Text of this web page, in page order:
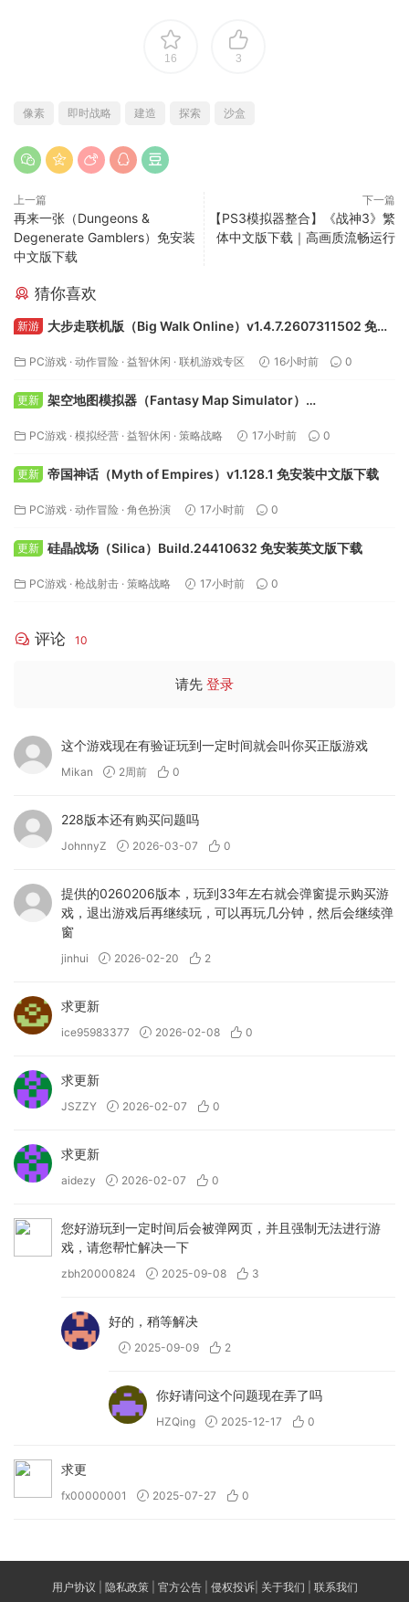
16 3
像素 即时战略 建造 探索 沙盒
上一篇
再来一张（Dungeons &
Degenerate Gamblers）免安装
中文版下载
下一篇
【PS3模拟器整合】《战神3》繁
体中文版下载｜高画质流畅运行
猜你喜欢
新游
大步走联机版（Big Walk Online）v1.4.7.2607311502 免安
PC游戏 · 动作冒险 · 益智休闲 · 联机游戏专区 16小时前 0
更新 架空地图模拟器（Fantasy Map Simulator）
PC游戏 · 模拟经营 · 益智休闲 · 策略战略 17小时前 0
更新 帝国神话（Myth of Empires）v1.128.1 免安装中文版下载
PC游戏 · 动作冒险 · 角色扮演 17小时前 0
更新 硅晶战场（Silica）Build.24410632 免安装英文版下载
PC游戏 · 枪战射击 · 策略战略 17小时前 0
评论 10
请先 登录
这个游戏现在有验证玩到一定时间就会叫你买正版游戏
Mikan 2周前 0
228版本还有购买问题吗
JohnnyZ 2026-03-07 0
提供的0260206版本，玩到33年左右就会弹窗提示购买游
戏，退出游戏后再继续玩，可以再玩几分钟，然后会继续弹
窗
jinhui 2026-02-20 2
求更新
ice95983377 2026-02-08 0
求更新
JSZZY 2026-02-07 0
求更新
aidezy 2026-02-07 0
您好游玩到一定时间后会被弹网页，并且强制无法进行游
戏，请您帮忙解决一下
zbh20000824 2025-09-08 3
好的，稍等解决
2025-09-09 2
你好请问这个问题现在弄了吗
HZQing 2025-12-17 0
求更
fx00000001 2025-07-27 0
用户协议 隐私政策| 官方公告| 侵权投诉| 关于我们 联系我们